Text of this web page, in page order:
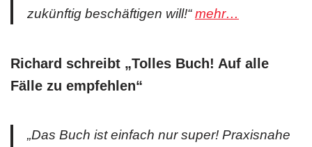
zukünftig beschäftigen will!“mehr…
Richard schreibt „Tolles Buch! Auf alle
Fälle zu empfehlen“
„Das Buch ist einfach nur super! Praxisnahe